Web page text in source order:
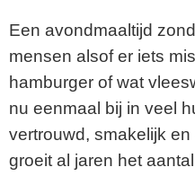
Een avondmaaltijd
mensen alsof er iets
hamburger of wat
nu eenmaal bij in veel
vertrouwd, smakelijk
groeit al jaren het